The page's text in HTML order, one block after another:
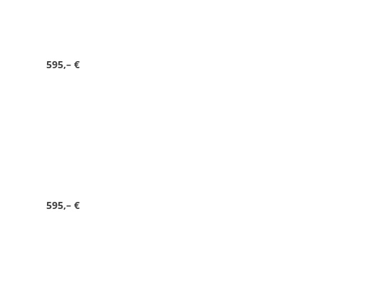
595,– €
595,– €